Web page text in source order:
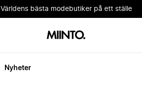
Världens bästa modebutiker på ett ställe
Nyheter